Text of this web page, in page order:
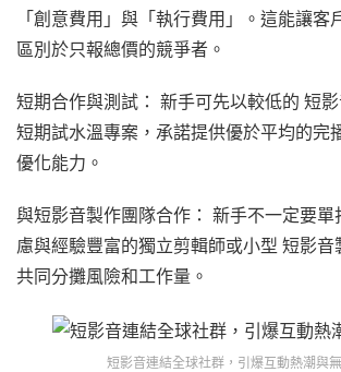
「創意費用」與「執行費用」。這能讓客
區別於只報總價的競爭者。
短期合作與測試： 新手可先以較低的 短
短期試水溫專案，承諾提供優於平均的完
優化能力。
與短影音製作團隊合作： 新手不一定要單
慮與經驗豐富的獨立剪輯師或小型 短影音
共同分攤風險和工作量。
短影音連結全球社群，引爆互動熱潮與